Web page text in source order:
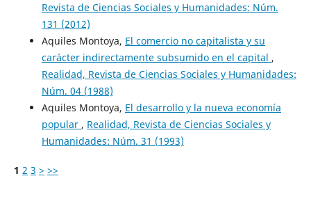
Revista de Ciencias Sociales y Humanidades: Núm.
131 (2012)
Aquiles Montoya, El comercio no capitalista y su
carácter indirectamente subsumido en el capital ,
Realidad, Revista de Ciencias Sociales y Humanidades:
Núm. 04 (1988)
Aquiles Montoya, El desarrollo y la nueva economía
popular , Realidad, Revista de Ciencias Sociales y
Humanidades: Núm. 31 (1993)
1 2 3 > >>